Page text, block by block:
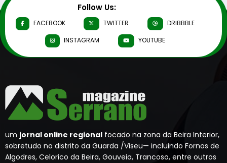
Follow Us:
FACEBOOK TWITTER
DRIBBBLE
INSTAGRAM
YOUTUBE
um jornal online regional focado na zona da Beira Interior,
sobretudo no distrito da Guarda /Viseu— incluindo Fornos de
Algodres, Celorico da Beira, Gouveia, Trancoso, entre outros